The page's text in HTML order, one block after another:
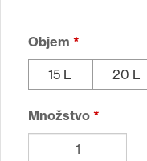
Objem *
15 L 20 L
Množstvo *